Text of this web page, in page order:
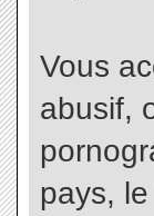
Vous
abusif,
pays,